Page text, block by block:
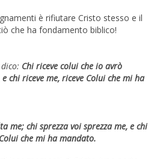
è rifiutare Cristo stesso e il
che ha fondamento biblico!
Chi riceve colui che io avrò
chi riceve me, riceve Colui che mi ha
me; chi sprezza voi sprezza me, e chi
che mi ha mandato.